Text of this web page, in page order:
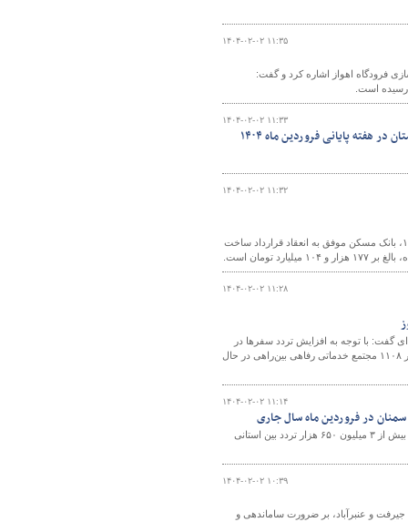
۱۴۰۴-۰۲-۰۲ ۱۱:۳۵
فرودگاه اهواز اشاره کرد و گفت:
۱۴۰۴-۰۲-۰۲ ۱۱:۳۳
۱۴۰۴-۰۲-۰۲ ۱۱:۳۲
بانک مسکن اعلام کرد که از آغاز اجرای طرح نهضت ملی مسکن تا پایان فروردین‌ماه ۱۴۰۴، بانک مسکن موفق به انعقاد قرارداد ساخت
۱۴۰۴-۰۲-۰۲ ۱۱:۲۸
گفت: با توجه به افزایش تردد سفرها در
ایام نوروز و اهمیت خدمات‌رسانی بهینه مجتمع‌های خدماتی رفاهی به کاربران جاده‌ای، ۲۸۶۶ مورد بازدید و نظارت بر ۱۱۰۸ مجتمع خدماتی رفاهی بین‌راهی در حال
۱۴۰۴-۰۲-۰۲ ۱۱:۱۴
رئیس مرکز مدیریت راه‌های اداره کل راهداری و حمل و نقل جاده‌ای استان سمنان از ثبت بیش از ۳ میلیون ۶۵۰ هزار تردد بین استانی
۱۴۰۴-۰۲-۰۲ ۱۰:۳۹
و عنبرآباد، بر ضرورت ساماندهی و